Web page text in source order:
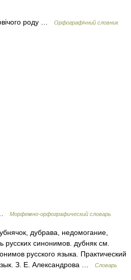
роду …
Орфографічний словник
Морфемно-орфографический словарь
дубрава, недомогание,
синонимов. дубняк см.
русского языка. Практический
З. Е. Александрова …
Словарь